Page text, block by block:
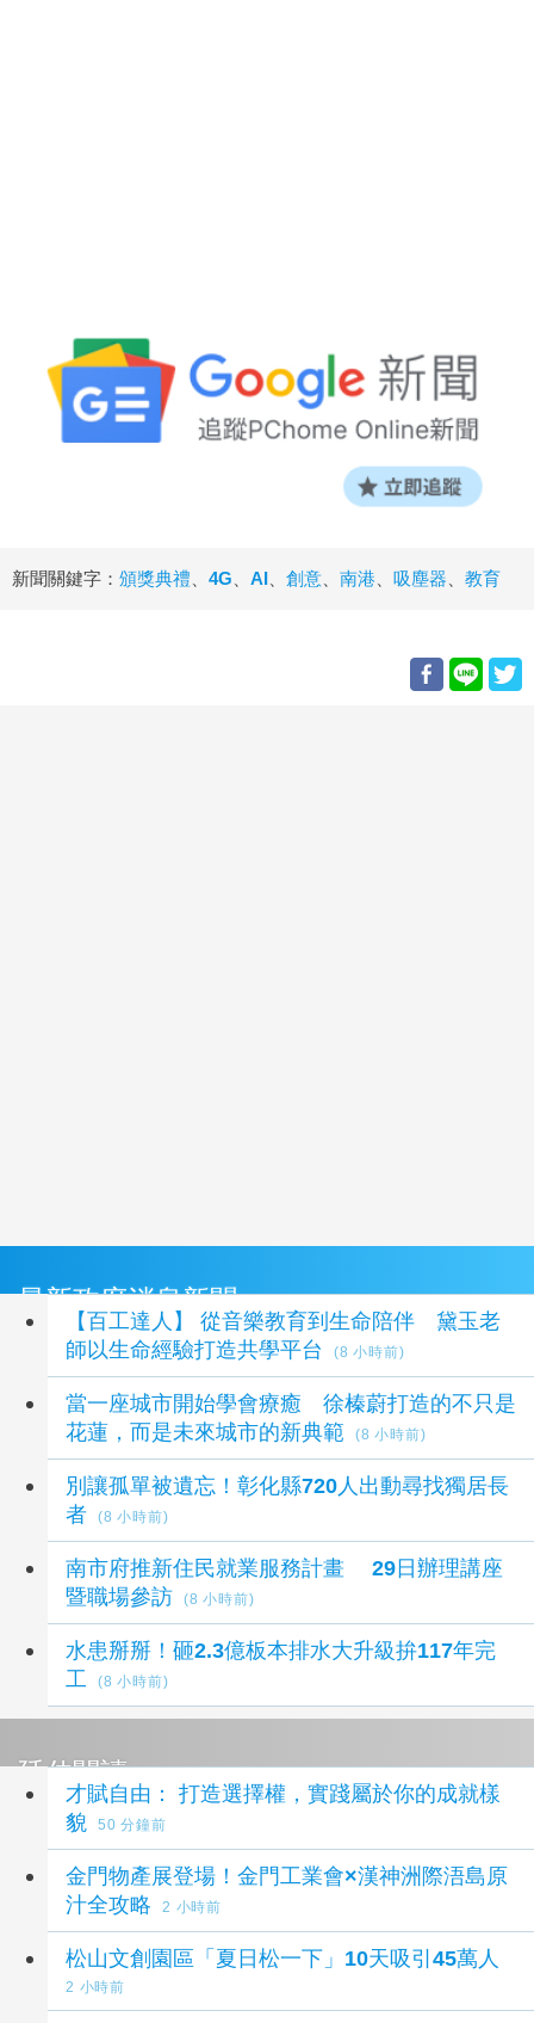
新聞關鍵字： 頒獎典禮 4G AI 創意 南港 吸塵器 教育
最新政府消息新聞
【百工達人】 從音樂教育到生命陪伴 黛玉老
師以生命經驗打造共學平台
(8 小時前)
當一座城市開始學會療癒 徐榛蔚打造的不只是
花蓮，而是未來城市的新典範
(8 小時前)
別讓孤單被遺忘！彰化縣720人出動尋找獨居長
者
(8 小時前)
南市府推新住民就業服務計畫 29日辦理講座
暨職場參訪
(8 小時前)
水患掰掰！砸2.3億板本排水大升級拚117年完
工
(8 小時前)
延伸閱讀
才賦自由： 打造選擇權，實踐屬於你的成就樣
貌
50 分鐘前
金門物產展登場！金門工業會×漢神洲際浯島原
汁全攻略
2 小時前
松山文創園區「夏日松一下」10天吸引45萬人
2 小時前